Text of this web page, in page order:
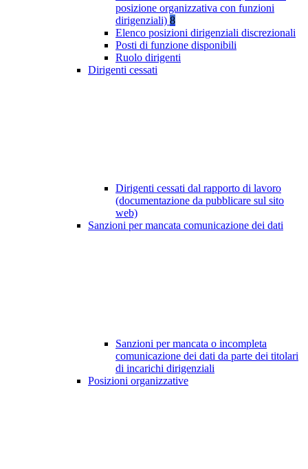
posizione organizzativa con funzioni
dirigenziali) 8
Elenco posizioni dirigenziali discrezionali
Posti di funzione disponibili
Ruolo dirigenti
Dirigenti cessati
Dirigenti cessati dal rapporto di lavoro
(documentazione da pubblicare sul sito
web)
Sanzioni per mancata comunicazione dei dati
Sanzioni per mancata o incompleta
comunicazione dei dati da parte dei titolari
di incarichi dirigenziali
Posizioni organizzative